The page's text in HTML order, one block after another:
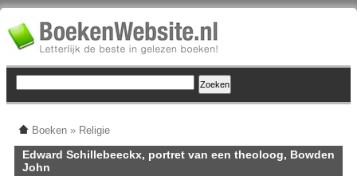
Boeken » Religie
Edward Schillebeeckx, portret van een theoloog, Bowden
John